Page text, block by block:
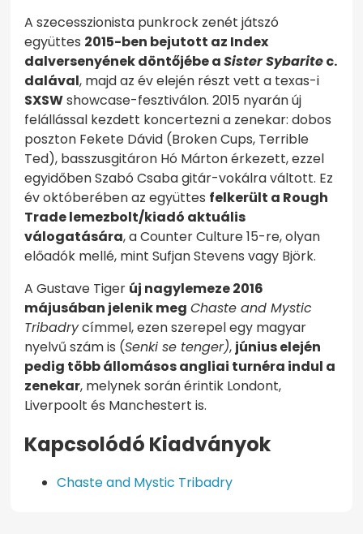
A szecesszionista punkrock zenét játszó
együttes 2015-ben bejutott az Index
dalversenyének döntőjébe aSister Sybaritec.
dalával, majd az év elején részt vett a texas-i
SXSWshowcase-fesztiválon. 2015 nyarán új
felállással kezdett koncertezni a zenekar: dobos
poszton Fekete Dávid (Broken Cups, Terrible
Ted), basszusgitáron Hó Márton érkezett, ezzel
egyidőben Szabó Csaba gitár-vokálra váltott. Ez
év októberében az együttes felkerült a Rough
Trade lemezbolt/kiadó aktuális
válogatására, a Counter Culture 15-re, olyan
előadók mellé, mint Sufjan Stevens vagy Björk.
A Gustave Tiger új nagylemeze 2016
májusában jelenik meg Chaste and Mystic
Tribadrycímmel, ezen szerepel egy magyar
nyelvű szám is (Senki se tenger), június elején
pedig több állomásos angliai turnéra indul a
zenekar, melynek során érintik Londont,
Liverpoolt és Manchestert is.
Kapcsolódó Kiadványok
Chaste and Mystic Tribadry